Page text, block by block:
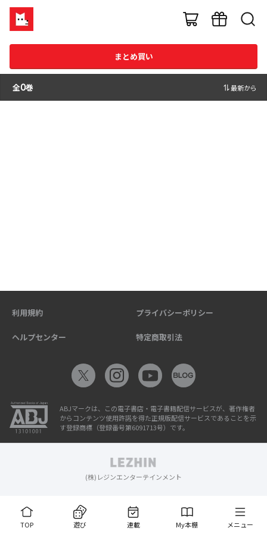
まとめ買い
全0巻 最新から
TOP 遊び 連載 My本棚 メニュー
利用規約 プライバシーポリシー
ヘルプセンター 特定商取引法
ABJマークは、この電子書店・電子書籍配信サービスが、著作権者
からコンテンツ使用許諾を得た正規版配信サービスであることを示
す登録商標（登録番号第6091713号）です。
(株)レジンエンターテインメント